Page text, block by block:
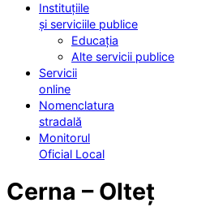
Instituțiile
și serviciile publice
Educația
Alte servicii publice
Servicii
online
Nomenclatura
stradală
Monitorul
Oficial Local
Cerna – Olteț